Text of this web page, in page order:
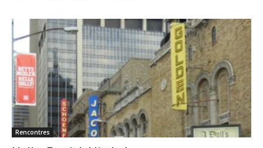
Rencontres